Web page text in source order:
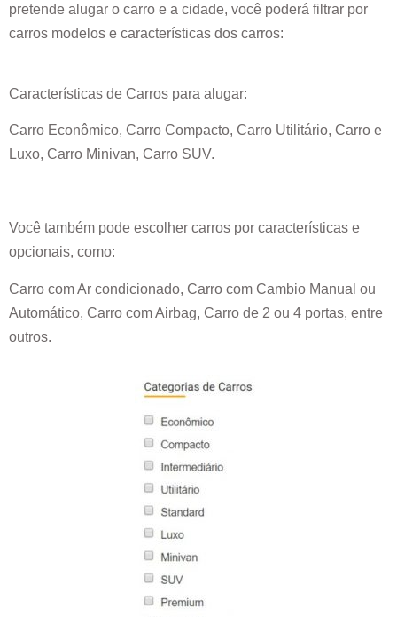
pretende alugar o carro e a cidade, você poderá filtrar por
carros modelos e características dos carros:
Características de Carros para alugar:
Carro Econômico, Carro Compacto, Carro Utilitário, Carro e
Luxo, Carro Minivan, Carro SUV.
Você também pode escolher carros por características e
opcionais, como:
Carro com Ar condicionado, Carro com Cambio Manual ou
Automático, Carro com Airbag, Carro de 2 ou 4 portas, entre
outros.